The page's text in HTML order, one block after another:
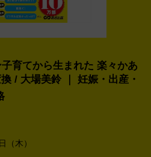
育てから生まれた 楽々かあ
/ 大場美鈴 ｜ 妊娠・出産・
（木）